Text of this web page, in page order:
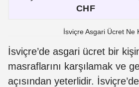
CHF
İsviçre Asgari Ücret Ne
İsviçre’de asgari ücret bir
masraflarını karşılamak ve
açısından yeterlidir.